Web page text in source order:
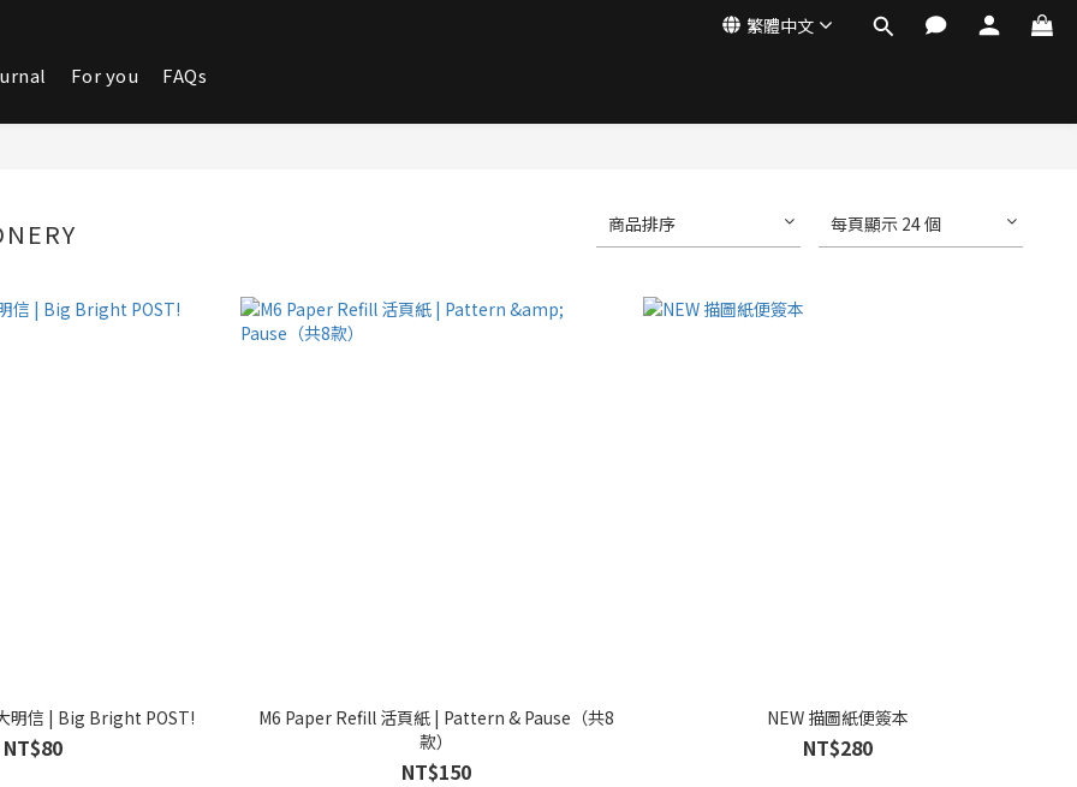
繁體中文
For you FAQs
商品排序 每頁顯示 24 個
明信 | Big Bright POST!
NT$80
M6 Paper Refill 活頁紙 | Pattern & Pause（共8
款）
NT$150
NEW 描圖紙便簽本
NT$280